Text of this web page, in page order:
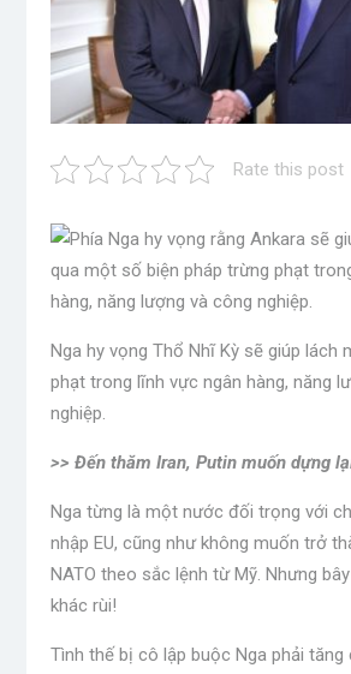
Rate this post
Nga hy vọng Thổ Nhĩ Kỳ sẽ giúp lách
phạt trong lĩnh vực ngân hàng, năng
nghiệp.
>> Đến thăm Iran, Putin muốn dựng
Nga từng là một nước đối trọng với
nhập EU, cũng như không muốn trở
NATO theo sắc lệnh từ Mỹ. Nhưng
khác rùi!
Tình thế bị cô lập buộc Nga phải